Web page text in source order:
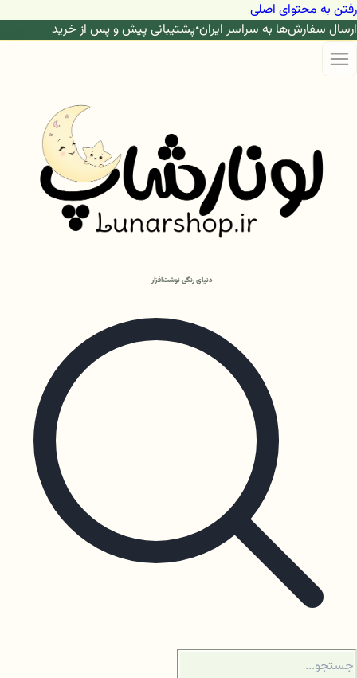
رفتن به محتوای اصلی
ارسال سفارش‌ها به سراسر ایران•پشتیبانی پیش و پس از خرید
دنیای رنگی نوشت‌افزار